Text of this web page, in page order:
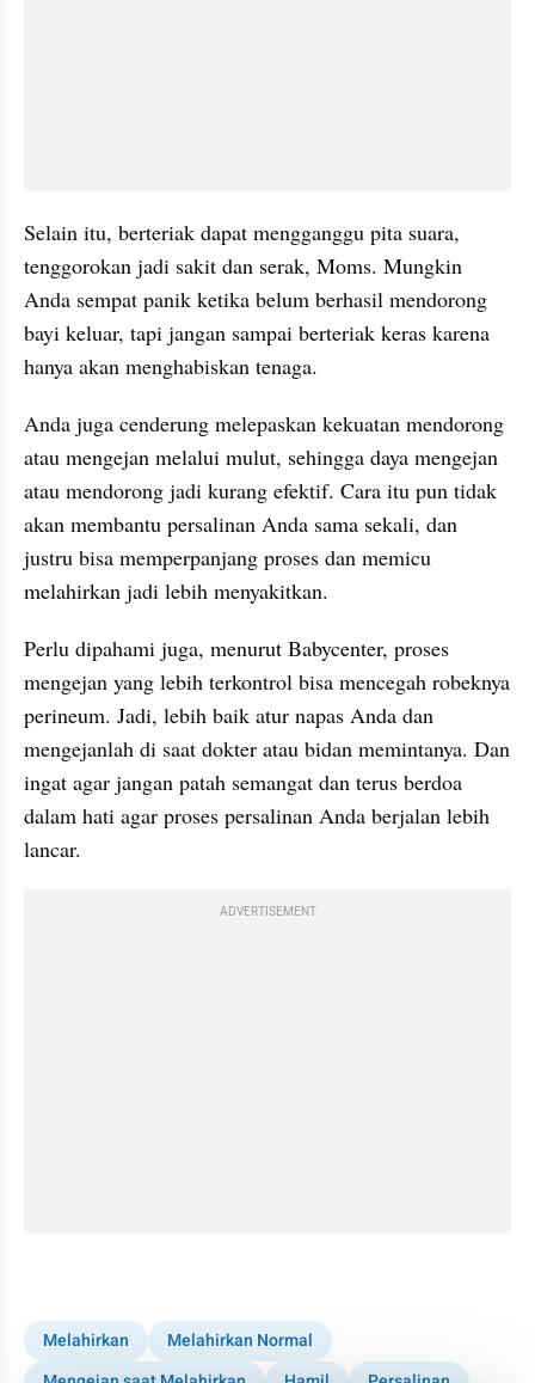
Selain itu, berteriak dapat mengganggu pita suara,
tenggorokan jadi sakit dan serak, Moms. Mungkin
Anda sempat panik ketika belum berhasil mendorong
bayi keluar, tapi jangan sampai berteriak keras karena
hanya akan menghabiskan tenaga.
Anda juga cenderung melepaskan kekuatan mendorong
atau mengejan melalui mulut, sehingga daya mengejan
atau mendorong jadi kurang efektif. Cara itu pun tidak
akan membantu persalinan Anda sama sekali, dan
justru bisa memperpanjang proses dan memicu
melahirkan jadi lebih menyakitkan.
Perlu dipahami juga, menurut Babycenter, proses
mengejan yang lebih terkontrol bisa mencegah robeknya
perineum. Jadi, lebih baik atur napas Anda dan
mengejanlah di saat dokter atau bidan memintanya. Dan
ingat agar jangan patah semangat dan terus berdoa
dalam hati agar proses persalinan Anda berjalan lebih
lancar.
ADVERTISEMENT
Melahirkan
Melahirkan Normal